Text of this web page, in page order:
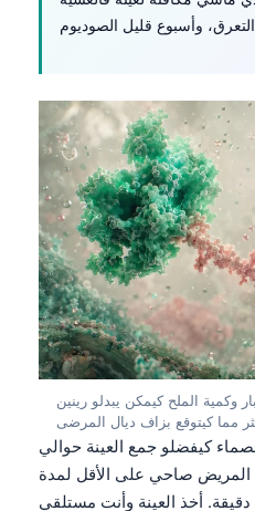
وكمية الملح كيمكن يبدلو رينين
كيفضلو جمع العينة حوالي
المريض صاحي على الأقل لمدة
ساعتين وجالس 5–15 دقيقة. أخذ العينة وأنت مستلقي